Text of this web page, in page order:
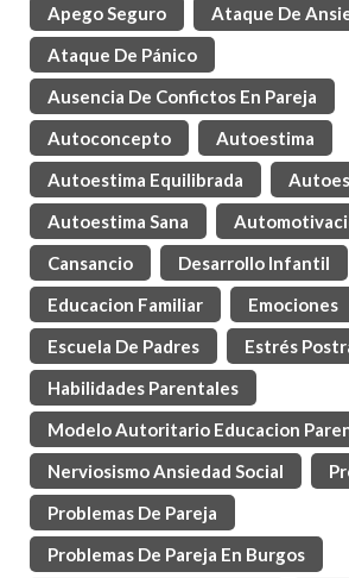
Apego Seguro
Ataque De
Ataque De Pánico
Ausencia De Confictos En Pareja
Autoconcepto
Autoestima
Autoestima Equilibrada
Autoestima Sana
Cansancio
Desarrollo Infantil
Educacion Familiar
Emociones
Escuela De Padres
Estrés
Habilidades Parentales
Modelo Autoritario Educacion
Nerviosismo Ansiedad Social
Problemas De Pareja
Problemas De Pareja En Burgos